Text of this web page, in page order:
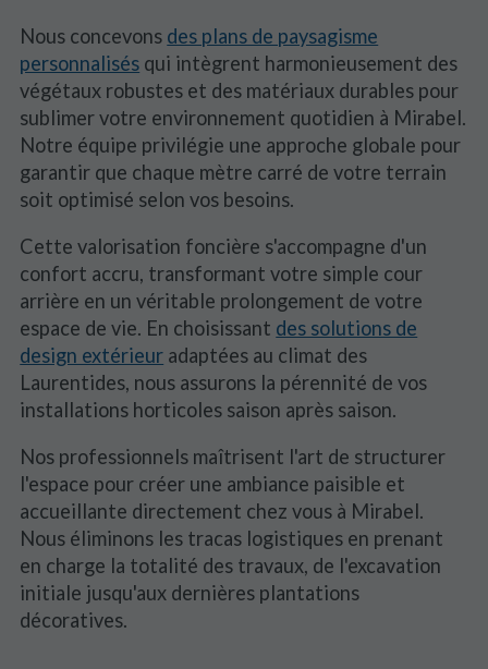
Nous concevons des plans de paysagisme
personnalisés qui intègrent harmonieusement des
végétaux robustes et des matériaux durables pour
sublimer votre environnement quotidien à Mirabel.
Notre équipe privilégie une approche globale pour
garantir que chaque mètre carré de votre terrain
soit optimisé selon vos besoins.
Cette valorisation foncière s'accompagne d'un
confort accru, transformant votre simple cour
arrière en un véritable prolongement de votre
espace de vie. En choisissant des solutions de
design extérieur adaptées au climat des
Laurentides, nous assurons la pérennité de vos
installations horticoles saison après saison.
Nos professionnels maîtrisent l'art de structurer
l'espace pour créer une ambiance paisible et
accueillante directement chez vous à Mirabel.
Nous éliminons les tracas logistiques en prenant
en charge la totalité des travaux, de l'excavation
initiale jusqu'aux dernières plantations
décoratives.